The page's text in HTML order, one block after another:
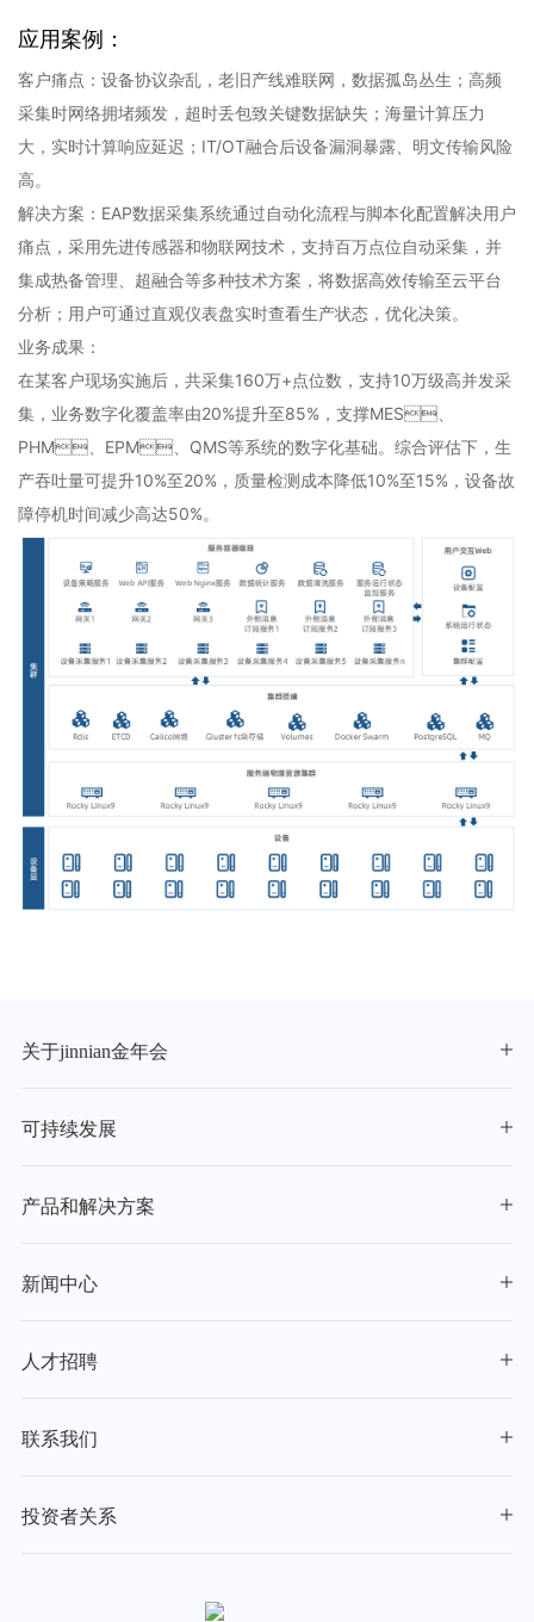
应用案例：
客户痛点：设备协议杂乱，老旧产线难联网，数据孤岛丛生；高频
采集时网络拥堵频发，超时丢包致关键数据缺失；海量计算压力
大，实时计算响应延迟；IT/OT融合后设备漏洞暴露、明文传输风险
高。
解决方案：EAP数据采集系统通过自动化流程与脚本化配置解决用户
痛点，采用先进传感器和物联网技术，支持百万点位自动采集，并
集成热备管理、超融合等多种技术方案，将数据高效传输至云平台
分析；用户可通过直观仪表盘实时查看生产状态，优化决策。
业务成果：
在某客户现场实施后，共采集160万+点位数，支持10万级高并发采
集，业务数字化覆盖率由20%提升至85%，支撑MES、
PHM、EPM、QMS等系统的数字化基础。综合评估下，生
产吞吐量可提升10%至20%，质量检测成本降低10%至15%，设备故
障停机时间减少高达50%。
关于jinnian金年会
可持续发展
产品和解决方案
新闻中心
人才招聘
联系我们
投资者关系